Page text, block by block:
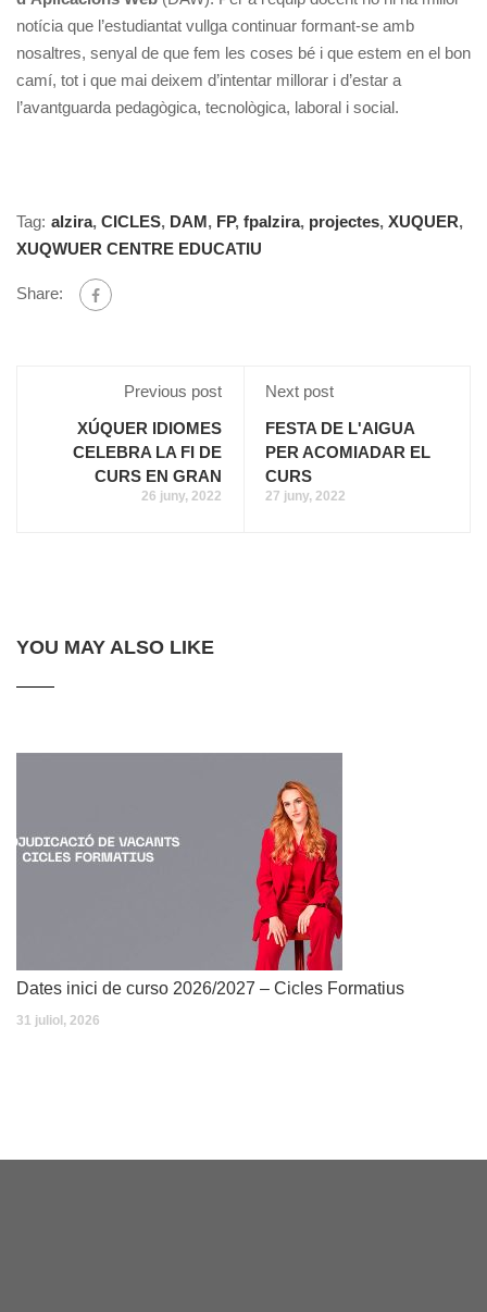
notícia que l’estudiantat vullga continuar formant-se amb
nosaltres, senyal de que fem les coses bé i que estem en el bon
camí, tot i que mai deixem d’intentar millorar i d’estar a
l’avantguarda pedagògica, tecnològica, laboral i social.
Tag: alzira, CICLES, DAM, FP, fpalzira, projectes, XUQUER,
XUQWUER CENTRE EDUCATIU
Share:
Previous post
XÚQUER IDIOMES
CELEBRA LA FI DE
CURS EN GRAN
26 juny, 2022
Next post
FESTA DE L'AIGUA
PER ACOMIADAR EL
CURS
27 juny, 2022
YOU MAY ALSO LIKE
Dates inici de curso 2026/2027 – Cicles Formatius
31 juliol, 2026